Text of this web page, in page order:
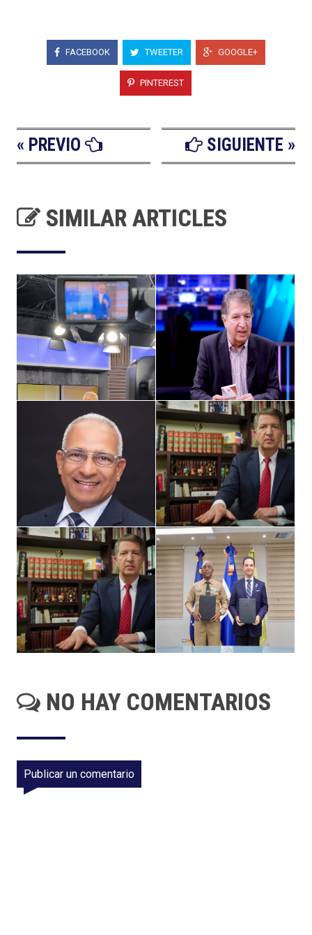
FACEBOOK TWEETER GOOGLE+
PINTEREST
« PREVIO SIGUIENTE »
SIMILAR ARTICLES
NO HAY COMENTARIOS
Publicar un comentario